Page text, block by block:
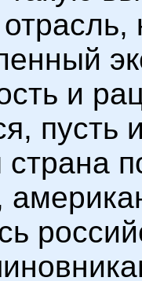
и
пусть
страна